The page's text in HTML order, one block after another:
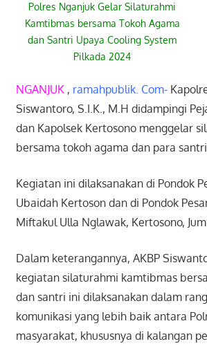
Polres Nganjuk Gelar Silaturahmi
Kamtibmas bersama Tokoh Agama
dan Santri Upaya Cooling System
Pilkada 2024
NGANJUK, ramahpublik. Com-
Siswantoro, S.I.K., M.H didampingi
dan Kapolsek Kertosono menggelar
bersama tokoh agama dan para
Kegiatan ini dilaksanakan di Pondok
Ubaidah Kertoson dan di Pondok
Miftakul Ulla Nglawak, Kertosono,
Dalam keterangannya, AKBP
kegiatan silaturahmi kamtibmas
dan santri ini dilaksanakan dalam
komunikasi yang lebih baik antara
masyarakat, khususnya di kalangan